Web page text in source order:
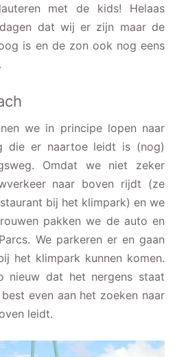
met de kids! Helaas
dat wij er zijn maar de
is en de zon ook nog eens
we in principe lopen naar
die er naartoe leidt is (nog)
Omdat we niet zeker
naar boven rijdt (ze
bij het klimpark) en we
pakken we de auto en
We parkeren er en gaan
het klimpark kunnen komen.
nieuw dat het nergens staat
even aan het zoeken naar
leidt.